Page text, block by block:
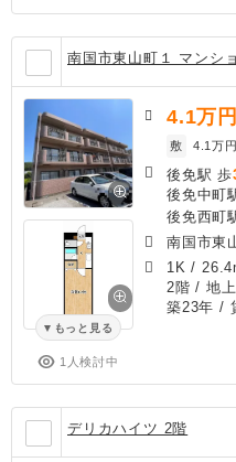
南国市東山町１ マンシ
もっと見る
1人検討中
4.1万円
敷
4.1万円
後免駅 歩
後免中町
後免西町
南国市東
1K /
2階 / 地
築23年 /
デリカハイツ 2階